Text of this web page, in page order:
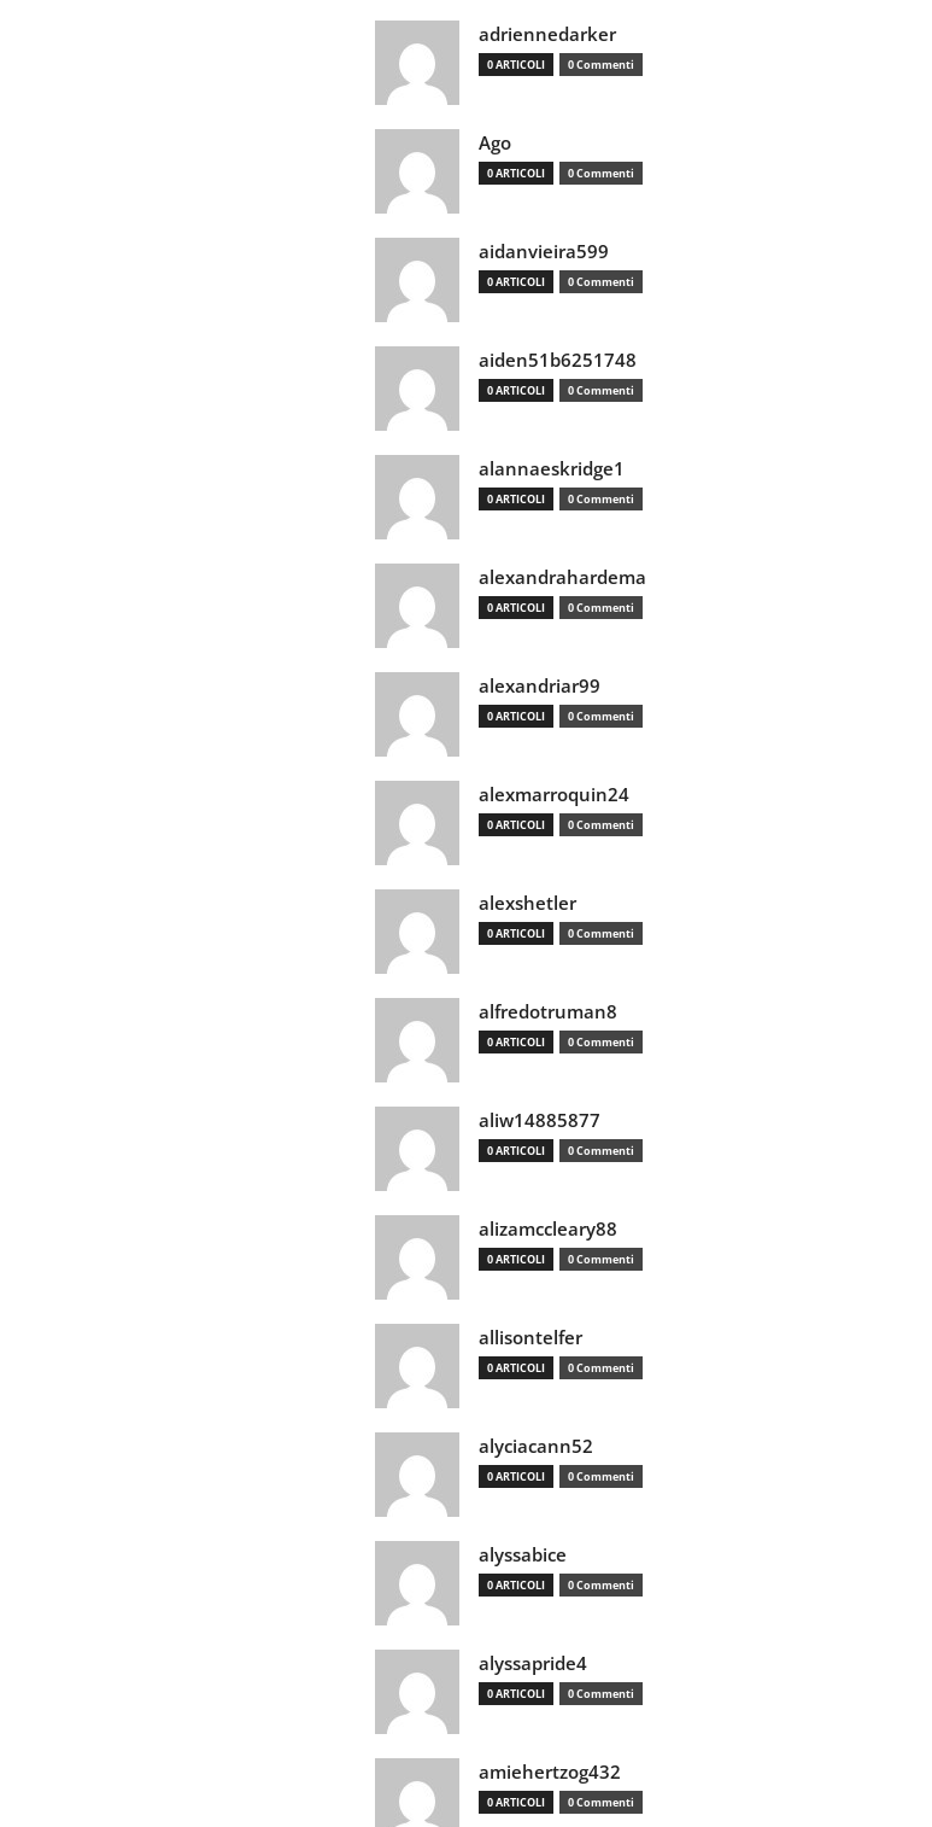
adriennedarker
0 ARTICOLI 0 Commenti
Ago
0 ARTICOLI 0 Commenti
aidanvieira599
0 ARTICOLI 0 Commenti
aiden51b6251748
0 ARTICOLI 0 Commenti
alannaeskridge1
0 ARTICOLI 0 Commenti
alexandrahardema
0 ARTICOLI 0 Commenti
alexandriar99
0 ARTICOLI 0 Commenti
alexmarroquin24
0 ARTICOLI 0 Commenti
alexshetler
0 ARTICOLI 0 Commenti
alfredotruman8
0 ARTICOLI 0 Commenti
aliw14885877
0 ARTICOLI 0 Commenti
alizamccleary88
0 ARTICOLI 0 Commenti
allisontelfer
0 ARTICOLI 0 Commenti
alyciacann52
0 ARTICOLI 0 Commenti
alyssabice
0 ARTICOLI 0 Commenti
alyssapride4
0 ARTICOLI 0 Commenti
amiehertzog432
0 ARTICOLI 0 Commenti